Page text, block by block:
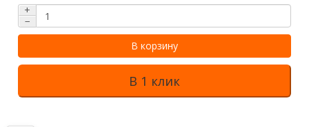
+
−
В корзину
В 1 клик